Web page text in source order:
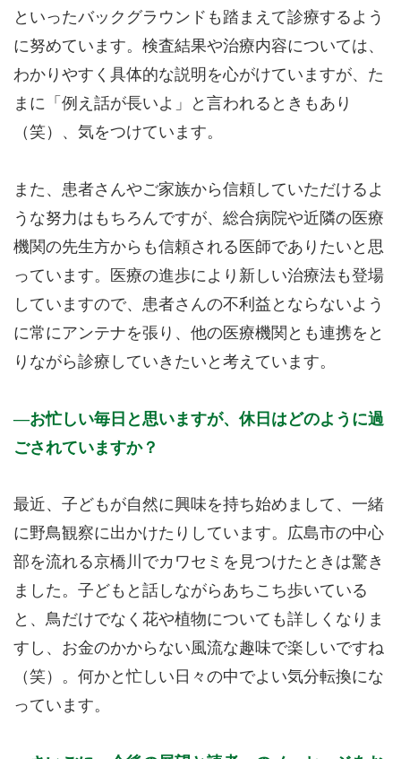
といったバックグラウンドも踏まえて診療するよう
に努めています。検査結果や治療内容については、
わかりやすく具体的な説明を心がけていますが、た
まに「例え話が長いよ」と言われるときもあり
（笑）、気をつけています。
また、患者さんやご家族から信頼していただけるよ
うな努力はもちろんですが、総合病院や近隣の医療
機関の先生方からも信頼される医師でありたいと思
っています。医療の進歩により新しい治療法も登場
していますので、患者さんの不利益とならないよう
に常にアンテナを張り、他の医療機関とも連携をと
りながら診療していきたいと考えています。
お忙しい毎日と思いますが、休日はどのように過
ごされていますか？
最近、子どもが自然に興味を持ち始めまして、一緒
に野鳥観察に出かけたりしています。広島市の中心
部を流れる京橋川でカワセミを見つけたときは驚き
ました。子どもと話しながらあちこち歩いている
と、鳥だけでなく花や植物についても詳しくなりま
すし、お金のかからない風流な趣味で楽しいですね
（笑）。何かと忙しい日々の中でよい気分転換にな
っています。